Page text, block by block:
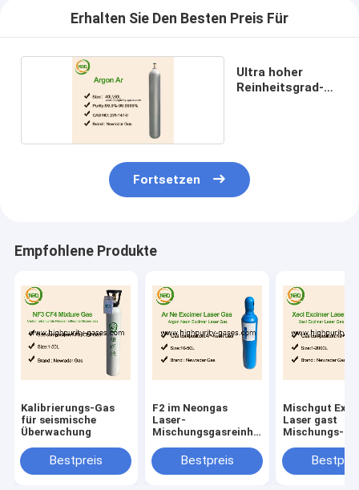
Erhalten Sie Den Besten Preis Für
Ultra hoher
Reinheitsgrad-
Fortsetzen
Empfohlene Produkte
Kalibrierungs-Gas
für seismische
Überwachung
Bestpreis
F2 im Neongas
Laser-
Mischungsgasreinheits-
Bestpreis
Mischgut
Laser gast
Mischungs-